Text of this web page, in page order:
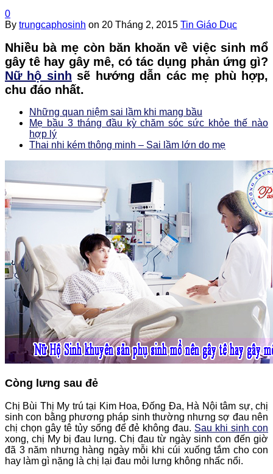
0
By trungcaphosinh on 20 Tháng 2, 2015 Tin Giáo Dục
Nhiều bà mẹ còn băn khoăn về việc sinh mổ
gây tê hay gây mê, có tác dụng phản ứng gì?
Nữ hộ sinh sẽ hướng dẫn các mẹ phù hợp,
chu đáo nhất.
Những quan niệm sai lầm khi mang bầu
Mẹ bầu 3 tháng đầu kỳ chăm sóc sức khỏe thế nào
hợp lý
Thai nhi kém thông minh – Sai lầm lớn do mẹ
Còng lưng sau đẻ
Chị Bùi Thị My trú tại Kim Hoa, Đống Đa, Hà Nội tâm sự, chị
sinh con bằng phương pháp sinh thường nhưng sợ đau nên
chị chọn gây tê tủy sống để đẻ không đau. Sau khi sinh con
xong, chị My bị đau lưng. Chị đau từ ngày sinh con đến giờ
đã 3 năm nhưng hàng ngày mỗi khi cúi xuống tắm cho con
hay làm gì nặng là chị lại đau mỏi lưng không nhấc nổi.